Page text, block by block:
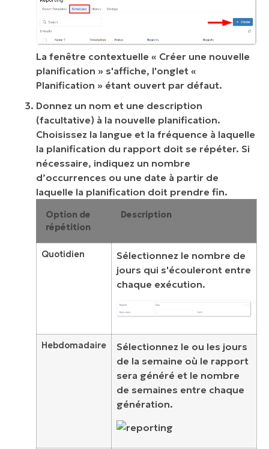
La fenêtre contextuelle « Créer une nouvelle
planification » s'affiche, l'onglet «
Planification » étant ouvert par défaut.
Donnez un nom et une description
(facultative) à la nouvelle planification.
Choisissez la langue et la fréquence à laquelle
la planification du rapport doit se répéter. Si
nécessaire, indiquez un nombre
d’occurrences ou une date à partir de
laquelle la planification doit prendre fin.
Option de
répétition
Description
Quotidien
Sélectionnez le nombre de
jours qui s'écouleront entre
chaque exécution.
Hebdomadaire
Sélectionnez le ou les jours
de la semaine où le rapport
sera généré et le nombre
de semaines entre chaque
génération.